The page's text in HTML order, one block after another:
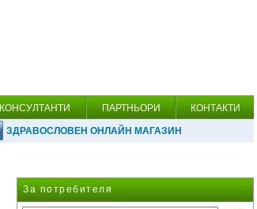
КОНСУЛТАНТИ ПАРТНЬОРИ КОНТАКТИ
ЗДРАВОСЛОВЕН ОНЛАЙН МАГАЗИН
За потребителя